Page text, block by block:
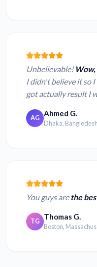
Unbelievable! Wow,
I didn't believe it so
got actually result I
AG Ahmed G.
Dhaka, Bangledesh
You guys are the
TG Thomas G.
Boston,